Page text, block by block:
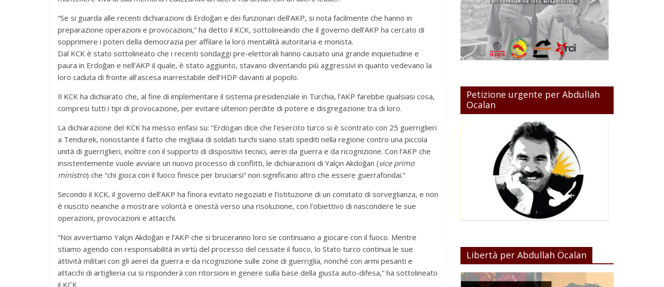
“Se si guarda alle recenti dichiarazioni di Erdoğan e dei funzionari dell’AKP, si nota facilmente che hanno in
preparazione operazioni e provocazioni,” ha detto il KCK, sottolineando che il governo dell’AKP ha cercato di
sopprimere i poteri della democrazia per affilare la loro mentalità autoritaria e monista.
Dal KCK è stato sottolineato che i recenti sondaggi pre-elettorali hanno causato una grande inquietudine e
paura in Erdoğan e nell’AKP il quale, è stato aggiunto, stavano diventando più aggressivi in quanto vedevano la
loro caduta di fronte all’ascesa inarrestabile dell’HDP davanti al popolo.
Il KCK ha dichiarato che, al fine di implementare il sistema presidenziale in Turchia, l’AKP farebbe qualsiasi cosa,
compresi tutti i tipi di provocazione, per evitare ulteriori perdite di potere e disgregazione tra di loro.
La dichiarazione del KCK ha messo enfasi su: “Erdogan dice che l’esercito turco si è scontrato con 25 guerriglieri
a Tendurek, nonostante il fatto che migliaia di soldati turchi siano stati spediti nella regione contro una piccola
unità di guerriglieri, inoltre con il supporto di dispositivi tecnici, aerei da guerra e da ricognizione. Con l’AKP che
insistentemente vuole avviare un nuovo processo di conflitti, le dichiarazioni di Yalçın Akdoğan (vice primo
ministro) che “chi gioca con il fuoco finisce per bruciarsi” non significano altro che essere guerrafondai.”
Secondo il KCK, il governo dell’AKP ha finora evitato negoziati e l’istituzione di un comitato di sorveglianza, e non
è riuscito neanche a mostrare volontà e onestà verso una risoluzione, con l’obiettivo di nascondere le sue
operazioni, provocazioni e attacchi.
“Noi avvertiamo Yalçın Akdoğan e l’AKP che si bruceranno loro se continuano a giocare con il fuoco. Mentre
stiamo agendo con responsabilità in virtù del processo del cessate il fuoco, lo Stato turco continua le sue
attività militari con gli aerei da guerra e da ricognizione sulle zone di guerriglia, nonché con armi pesanti e
attacchi di artiglieria cui si risponderà con ritorsioni in genere sulla base della giusta auto-difesa,” ha sottolineato
il KCK
Petizione urgente per Abdullah
Ocalan
Libertà per Abdullah Öcalan